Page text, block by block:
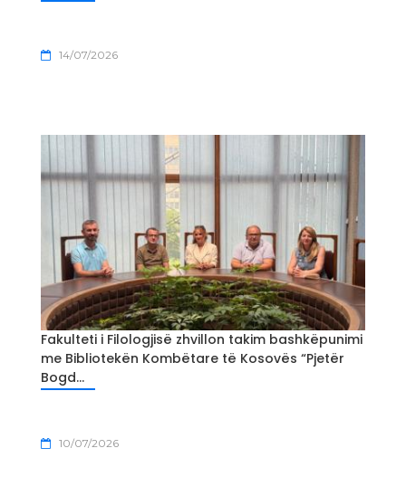
14/07/2026
Fakulteti i Filologjisë zhvillon takim bashkëpunimi
me Bibliotekën Kombëtare të Kosovës “Pjetër
Bogd...
10/07/2026